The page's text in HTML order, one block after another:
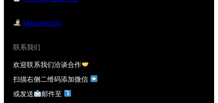
Maozhenzhi
联系我们
欢迎联系我们洽谈合作
扫描右侧二维码添加微信
或发送
邮件至